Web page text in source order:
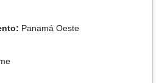
Panamá Oeste